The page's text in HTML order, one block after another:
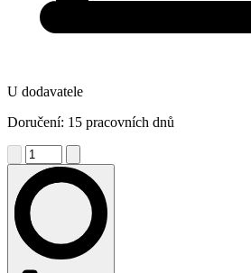
U dodavatele
Doručení: 15 pracovních dnů